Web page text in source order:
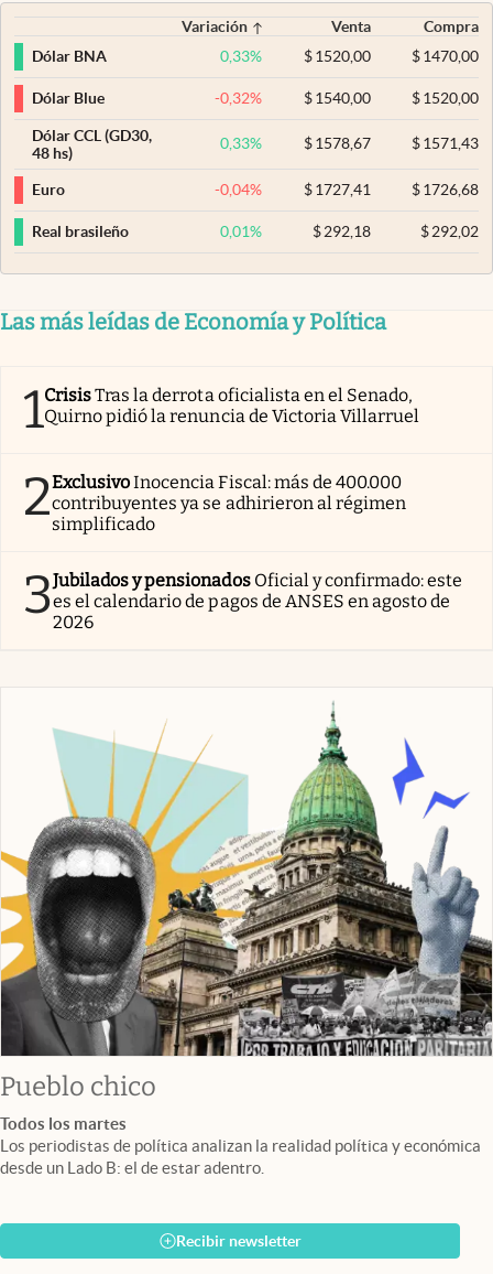
Variación Venta
Compra
Dólar BNA
0,33% $ 1520,00 $1470,00
Dólar Blue -0,32% $ 1540,00 $1520,00
Dólar CCL (GD30,
48 hs)
0,33% $ 1578,67 $1571,43
Euro -0,04% $ 1727,41 $1726,68
Real brasileño 0,01% $ 292,18 $292,02
Las más leídas de Economía y Política
1CrisisTras la derrota oficialista en el Senado,
Quirno pidió la renuncia de Victoria Villarruel
2ExclusivoInocencia Fiscal: más de 400.000
contribuyentes ya se adhirieron al régimen
simplificado
3Jubilados y pensionados Oficial y confirmado: este
es el calendario de pagos de ANSES en agosto de
2026
Pueblo chico
Todos los martes
Los periodistas de política analizan la realidad política y económica
desde un Lado B: el de estar adentro.
Recibir newsletter